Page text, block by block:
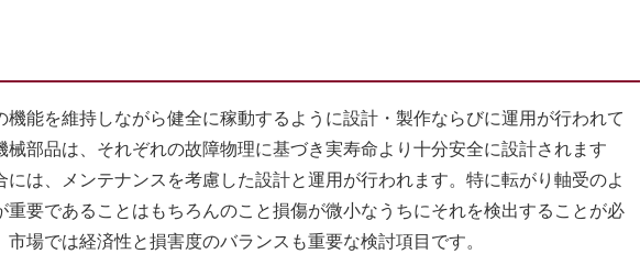
能を維持しながら健全に稼動するように設計・製作ならびに運用が行われて
械部品は、それぞれの故障物理に基づき実寿命より十分安全に設計されます
は、メンテナンスを考慮した設計と運用が行われます。特に転がり軸受のよ
重要であることはもちろんのこと損傷が微小なうちにそれを検出することが必
場では経済性と損害度のバランスも重要な検討項目です。